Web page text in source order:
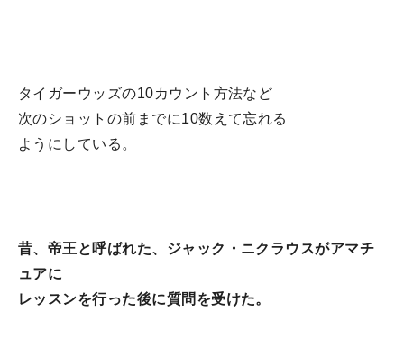
タイガーウッズの10カウント方法など
次のショットの前までに10数えて忘れる
ようにしている。
昔、帝王と呼ばれた、ジャック・ニクラウスがアマチ
ュアに
レッスンを行った後に質問を受けた。